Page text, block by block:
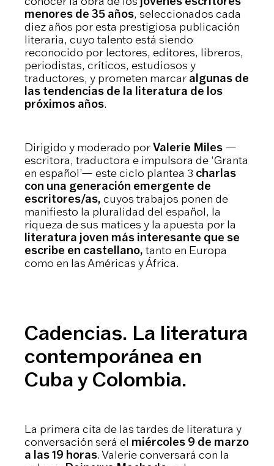
menores de 35 años, seleccionados cada
diez años por esta prestigiosa publicación
literaria, cuyo talento está siendo
reconocido por lectores, editores, libreros,
periodistas, críticos, estudiosos y
traductores, y prometen marcar algunas de
las tendencias de la literatura de los
próximos años.
Dirigido y moderado porValerie Miles —
escritora, traductora e impulsora de ‘Granta
en español’— este ciclo plantea 3 charlas
con una generación emergente de
escritores/as, cuyos trabajos ponen de
manifiesto la pluralidad del español, la
riqueza de sus matices y la apuesta por la
literatura joven más interesante que se
escribe en castellano, tanto en Europa
como en las Américas y África.
Cadencias. La literatura
contemporánea en
Cuba y Colombia.
La primera cita de las tardes de literatura y
conversación será el miércoles 9 de marzo
a las 19 horas. Valerie conversará con la